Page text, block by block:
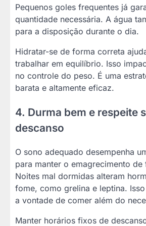
Pequenos goles frequentes já
quantidade necessária. A água
para a disposição durante o dia.
Hidratar-se de forma correta
trabalhar em equilíbrio. Isso
no controle do peso. É uma
barata e altamente eficaz.
4. Durma bem e respeite
descanso
O sono adequado desempenha
para manter o emagrecimento de
Noites mal dormidas alteram
fome, como grelina e leptina.
a vontade de comer além do
Manter horários fixos de